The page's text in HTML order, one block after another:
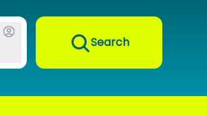
Search